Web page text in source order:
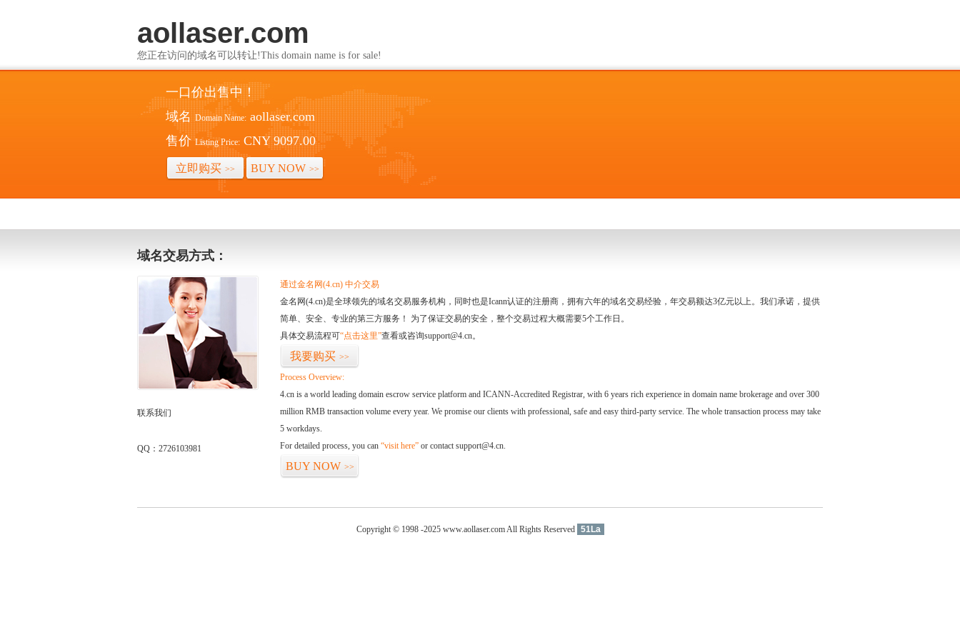
aollaser.com
您正在访问的域名可以转让!This domain name is for sale!
一口价出售中！
域名 Domain Name: aollaser.com
售价 Listing Price: CNY 9097.00
立即购买 >> BUY NOW >>
域名交易方式：
联系我们
QQ：2726103981
通过金名网(4.cn) 中介交易
金名网(4.cn)是全球领先的域名交易服务机构，同时也是Icann认证的注册商，拥有六年的域名交易经验，年交易额达3亿元以上。我们承诺，提供
简单、安全、专业的第三方服务！ 为了保证交易的安全，整个交易过程大概需要5个工作日。
具体交易流程可“点击这里”查看或咨询support@4.cn。
我要购买 >>
Process Overview:
4.cn is a world leading domain escrow service platform and ICANN-Accredited Registrar, with 6 years rich experience in domain name brokerage and over 300
million RMB transaction volume every year. We promise our clients with professional, safe and easy third-party service. The whole transaction process may take
5 workdays.
For detailed process, you can “visit here” or contact support@4.cn.
BUY NOW >>
Copyright © 1998 -2025 www.aollaser.com All Rights Reserved 51La